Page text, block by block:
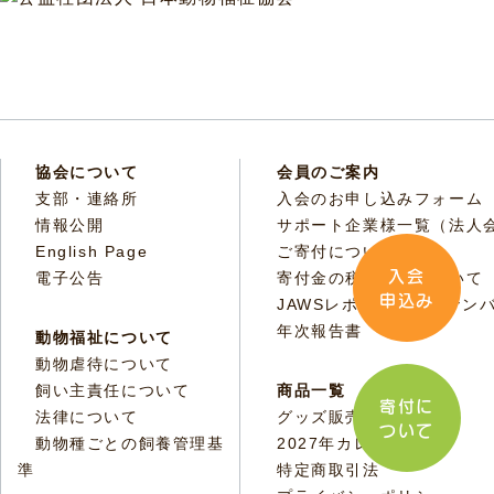
入会
申込み
寄付に
ついて
協会について
支部・連絡所
情報公開
English Page
電子公告
動物福祉について
動物虐待について
飼い主責任について
法律について
動物種ごとの飼養管理基
準
会員のご案内
入会のお申し込みフォーム
サポート企業様一覧（法人
ご寄付について
寄付金の税額控除について
JAWSレポートバックナン
年次報告書
商品一覧
グッズ販売
2027年カレンダー
特定商取引法